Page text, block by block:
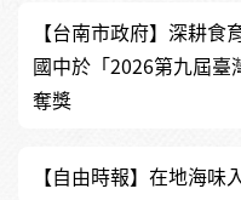
【台南市政府】深耕
國中於「2026第九屆臺
奪獎
【自由時報】在地海